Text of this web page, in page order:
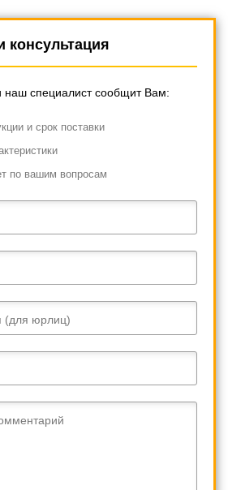
консультация
специалист сообщит Вам:
и срок поставки
по вашим вопросам
(для юрлиц)